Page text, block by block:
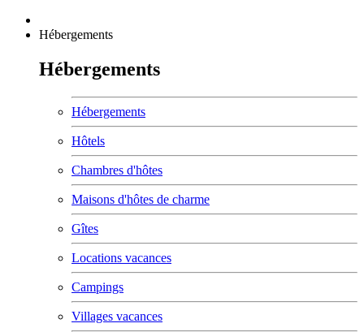
Hébergements
Hébergements
Hébergements
Hôtels
Chambres d'hôtes
Maisons d'hôtes de charme
Gîtes
Locations vacances
Campings
Villages vacances